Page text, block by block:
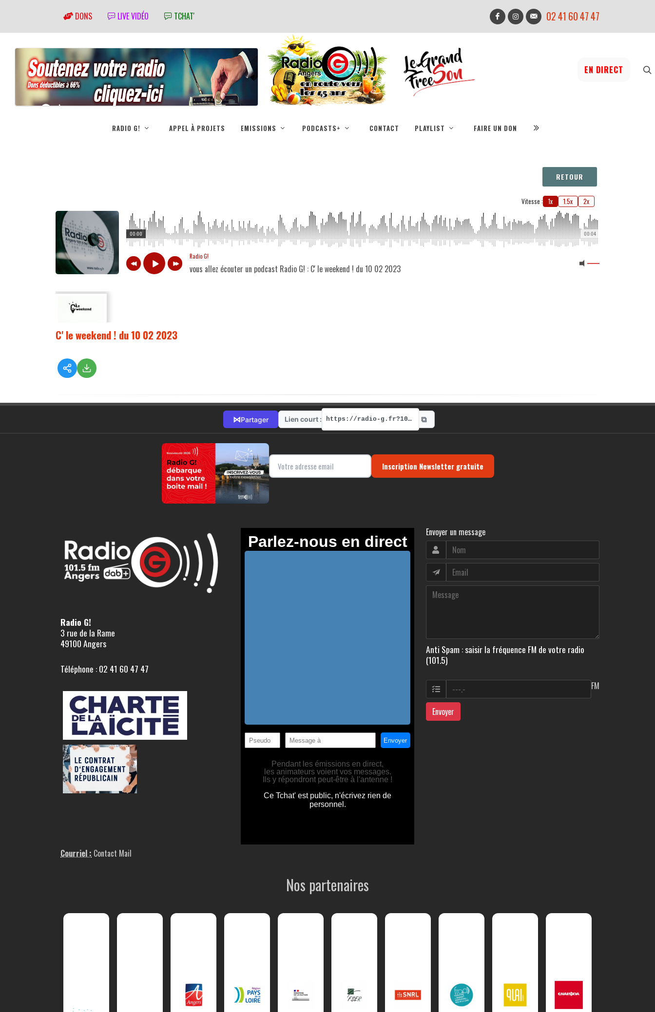
DONS LIVE VIDÉO TCHAT' 02 41 60 47 47
EN DIRECT
RADIO G! APPEL À PROJETS EMISSIONS PODCASTS+ CONTACT PLAYLIST FAIRE UN DON
RETOUR
Vitesse : 1x 1.5x 2x
00:04
00:00
Radio G!
vous allez écouter un podcast Radio G! : C' le weekend ! du 10 02 2023
C' le weekend ! du 10 02 2023
⋈Partager Lien court : https://radio-g.fr?10703 ⧉
Inscription Newsletter gratuite
Radio G!
3 rue de la Rame
49100 Angers
Téléphone : 02 41 60 47 47
Courriel : Contact Mail
Envoyer un message
Anti Spam : saisir la fréquence FM de votre radio
(101.5)
FM
Envoyer
Nos partenaires